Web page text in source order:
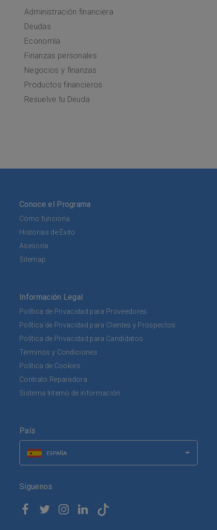
Administración financiera
Deudas
Economía
Finanzas personales
Negocios y finanzas
Productos financieros
Resuelve tu Deuda
Conoce el Programa
Cómo funciona
Historias de Éxito
Asesoría
Sitemap
Información Legal
Política de Privacidad para Proveedores
Política de Privacidad para Clientes y Prospectos
Política de Privacidad para Candidatos
Términos y Condiciones
Política de Cookies
Contrato Reparadora
Sistema Interno de información
País
ESPAÑA
Síguenos